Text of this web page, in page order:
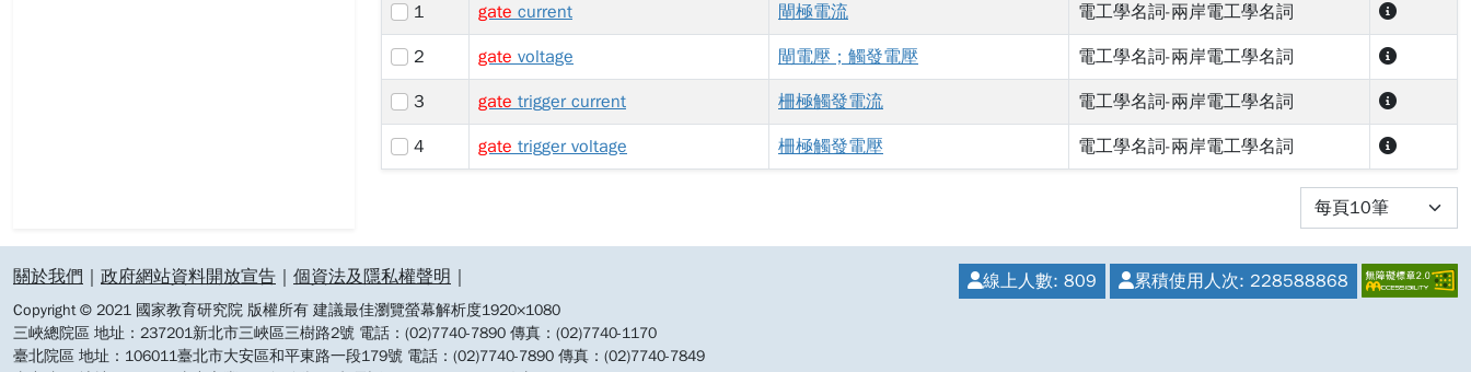
1 gate current 閘極電流 電工學名詞-兩岸電工學名詞
2 gate voltage 閘電壓；觸發電壓 電工學名詞-兩岸電工學名詞
3 gate trigger current 柵極觸發電流 電工學名詞-兩岸電工學名詞
4 gate trigger voltage 柵極觸發電壓 電工學名詞-兩岸電工學名詞
:::關於我們 政府網站資料開放宣告 個資法及隱私權聲明 線上人數: 809 累積使用人次: 228588868
Copyright © 2021 國家教育研究院 版權所有 建議最佳瀏覽螢幕解析度1920×1080
三峽總院區 地址：237201新北市三峽區三樹路2號 電話：(02)7740-7890 傳真：(02)7740-1170
臺北院區 地址：106011臺北市大安區和平東路一段179號 電話：(02)7740-7890 傳真：(02)7740-7849